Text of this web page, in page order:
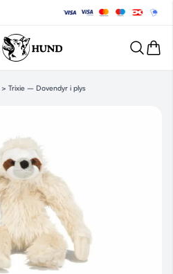
> Trixie – Dovendyr i plys